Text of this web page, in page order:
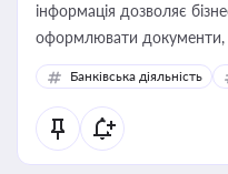
інформація дозволяє
оформлювати документи,
забезпечувати їх
контрагентами
Банківська діяльність